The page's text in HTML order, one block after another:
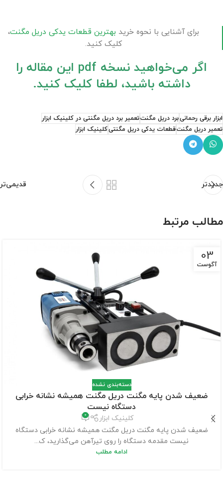
برای آشنایی با نحوه خرید بهترین قطعات یدکی دریل مگنت،
کلیک کنید.
اگر می‌خواهید نسخه pdf این مقاله را
داشته باشید، لطفا کلیک کنید.
ابزار برقی رحمانیبرد دریل مگنتتعمیر برد دریل مگنتی در کلینیک ابزار
تعمیر دریل مگنتقطعات یدکی دریل مگنتیکلینیک ابزار
جدیدتر قدیمی‌تر
مطالب مرتبط
03
آگوست
دسته‌بندی نشده
ضعیف شدن پایه مگنت دریل مگنت همیشه نشانه خرابی
دستگاه نیست
کلینیک ابزار 0
ضعیف شدن پایه مگنت دریل مگنت همیشه نشانه خرابی دستگاه
نیست مقدمه دستگاه را روی تیرآهن می‌گذارید، ک...
ادامه مطلب